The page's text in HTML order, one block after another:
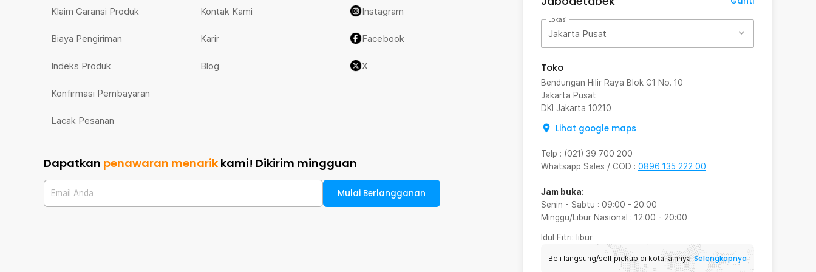
Lokasi
Jakarta Pusat
Toko
Bendungan Hilir Raya Blok G1 No. 10
Jakarta Pusat
DKI Jakarta 10210
Lihat google maps
Telp : (021) 39 700 200
Whatsapp Sales / COD : 0896 135 222 00
Jam buka:
Senin - Sabtu : 09:00 - 20:00
Minggu/Libur Nasional : 12:00 - 20:00
Idul Fitri: libur
Beli langsung/self pickup di kota lainnya Selengkapnya
Klaim Garansi Produk
Biaya Pengiriman
Indeks Produk
Konfirmasi Pembayaran
Lacak Pesanan
Kontak Kami
Karir
Blog
Instagram
Facebook
X
Dapatkan penawaran menarik kami! Dikirim mingguan
Email Anda Mulai Berlangganan